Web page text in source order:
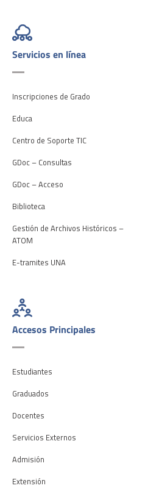
Servicios en línea
Inscripciones de Grado
Educa
Centro de Soporte TIC
GDoc – Consultas
GDoc – Acceso
Biblioteca
Gestión de Archivos Históricos –
ATOM
E-tramites UNA
Accesos Principales
Estudiantes
Graduados
Docentes
Servicios Externos
Admisión
Extensión